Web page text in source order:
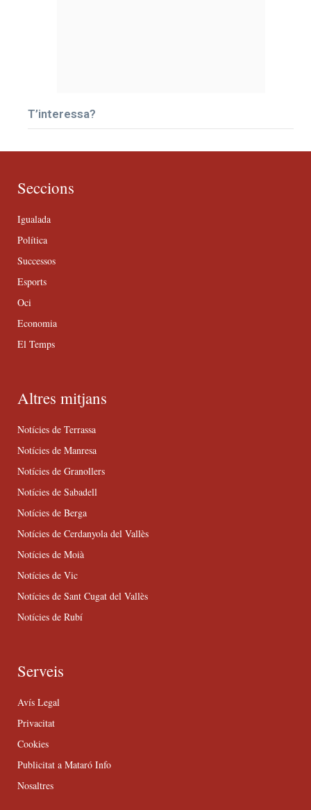
T’interessa?
Seccions
Igualada
Política
Successos
Esports
Oci
Economia
El Temps
Altres mitjans
Notícies de Terrassa
Notícies de Manresa
Notícies de Granollers
Notícies de Sabadell
Notícies de Berga
Notícies de Cerdanyola del Vallès
Notícies de Moià
Notícies de Vic
Notícies de Sant Cugat del Vallès
Notícies de Rubí
Serveis
Avís Legal
Privacitat
Cookies
Publicitat a Mataró Info
Nosaltres